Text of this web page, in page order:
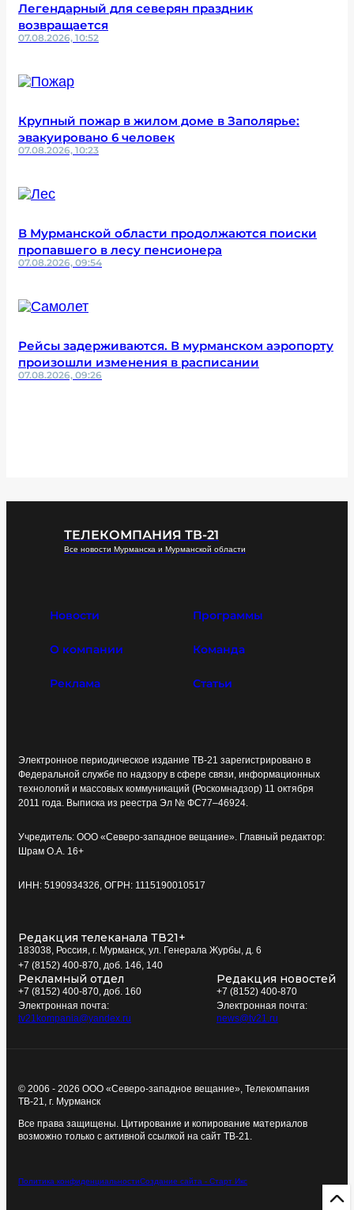
Легендарный для северян праздник
возвращается
07.08.2026, 10:52
Крупный пожар в жилом доме в Заполярье:
эвакуировано 6 человек
07.08.2026, 10:23
В Мурманской области продолжаются поиски
пропавшего в лесу пенсионера
07.08.2026, 09:54
Рейсы задерживаются. В мурманском аэропорту
произошли изменения в расписании
07.08.2026, 09:26
ТЕЛЕКОМПАНИЯ ТВ-21
Все новости Мурманска и Мурманской области
Новости Программы
О компании Команда
Реклама Статьи
Электронное периодическое издание ТВ-21 зарегистрировано в
Федеральной службе по надзору в сфере связи, информационных
технологий и массовых коммуникаций (Роскомнадзор) 11 октября
2011 года. Выписка из реестра Эл № ФС77–46924.
Учредитель: ООО «Северо-западное вещание». Главный редактор:
Шрам О.А. 16+
ИНН: 5190934326, ОГРН: 1115190010517
Редакция телеканала ТВ21+
183038, Россия, г. Мурманск, ул. Генерала Журбы, д. 6
+7 (8152) 400-870, доб. 146, 140
Рекламный отдел
+7 (8152) 400-870, доб. 160
Электронная почта:
tv21kompania@yandex.ru
Редакция новостей
+7 (8152) 400-870
Электронная почта:
news@tv21.ru
© 2006 - 2026 ООО «Северо-западное вещание», Телекомпания
ТВ-21, г. Мурманск
Все права защищены. Цитирование и копирование материалов
возможно только с активной ссылкой на сайт ТВ-21.
Политика конфиденциальностиСоздание сайта - Старт Икс